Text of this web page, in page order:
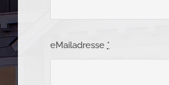
eMailadresse *